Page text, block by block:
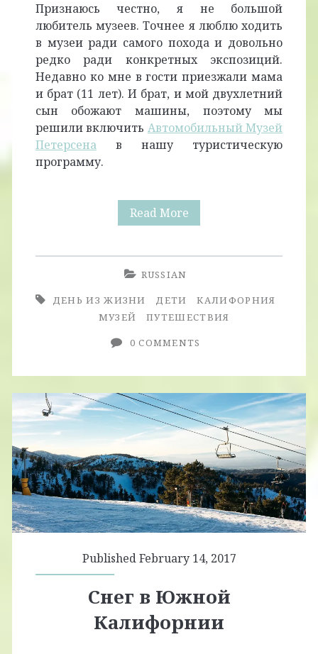
Признаюсь честно, я не большой
любитель музеев. Точнее я люблю ходить
в музеи ради самого похода и довольно
редко ради конкретных экспозиций.
Недавно ко мне в гости приезжали мама
и брат (11 лет). И брат, и мой двухлетний
сын обожают машины, поэтому мы
решили включить Автомобильный Музей
Петерсенав нашу туристическую
программу.
Read MoreМузей
Посвящается
RUSSIAN
ДЕНЬ ИЗ ЖИЗНИ
ДЕТИ
КАЛИФОРНИЯ
МУЗЕЙ
ПУТЕШЕСТВИЯ
0 COMMENTS
Published February 14, 2017
Снег в Южной
Калифорнии